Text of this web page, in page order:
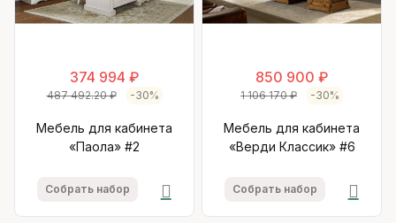
374 994 ₽
487 492.20 ₽ -30%
Мебель для кабинета
«Паола» #2
Собрать набор
850 900 ₽
1 106 170 ₽ -30%
Мебель для кабинета
«Верди Классик» #6
Собрать набор